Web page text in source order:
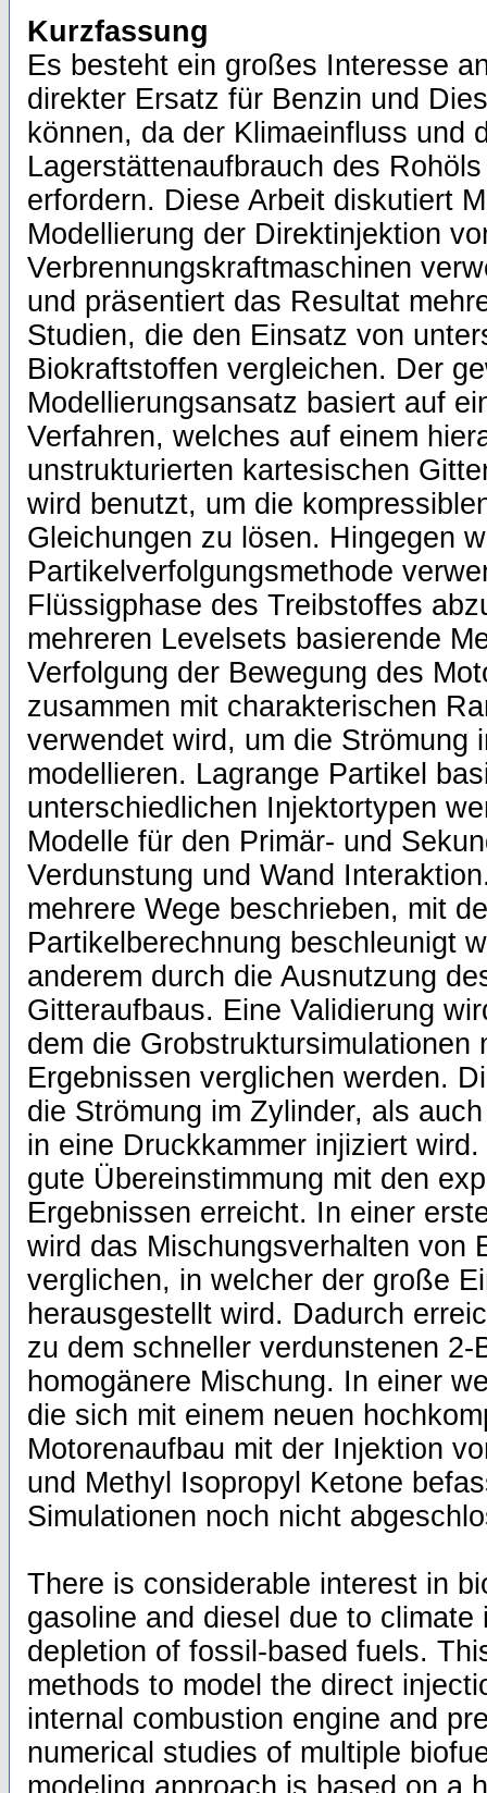
Kurzfassung
Es besteht ein großes Interesse
direkter Ersatz für Benzin und
können, da der Klimaeinfluss und
Lagerstättenaufbrauch des
erfordern. Diese Arbeit diskutiert
Modellierung der Direktinjektion
Verbrennungskraftmaschinen
und präsentiert das Resultat
Studien, die den Einsatz von
Biokraftstoffen vergleichen. Der
Modellierungsansatz basiert auf
Verfahren, welches auf einem
unstrukturierten kartesischen
wird benutzt, um die
Gleichungen zu lösen. Hingegen
Partikelverfolgungsmethode
Flüssigphase des Treibstoffes
mehreren Levelsets basierende
Verfolgung der Bewegung des
zusammen mit charakterischen
verwendet wird, um die Strömung
modellieren. Lagrange Partikel
unterschiedlichen Injektortypen
Modelle für den Primär- und
Verdunstung und Wand
mehrere Wege beschrieben, mit
Partikelberechnung beschleunigt
anderem durch die Ausnutzung
Gitteraufbaus. Eine Validierung
dem die Grobstruktursimulationen
Ergebnissen verglichen werden.
die Strömung im Zylinder, als
in eine Druckkammer injiziert
gute Übereinstimmung mit den
Ergebnissen erreicht. In einer
wird das Mischungsverhalten von
verglichen, in welcher der große
herausgestellt wird. Dadurch
zu dem schneller verdunstenen 2-
homogänere Mischung. In einer
die sich mit einem neuen
Motorenaufbau mit der Injektion
und Methyl Isopropyl Ketone
Simulationen noch nicht
There is considerable interest in
gasoline and diesel due to climate
depletion of fossil-based fuels.
methods to model the direct
internal combustion engine and
numerical studies of multiple